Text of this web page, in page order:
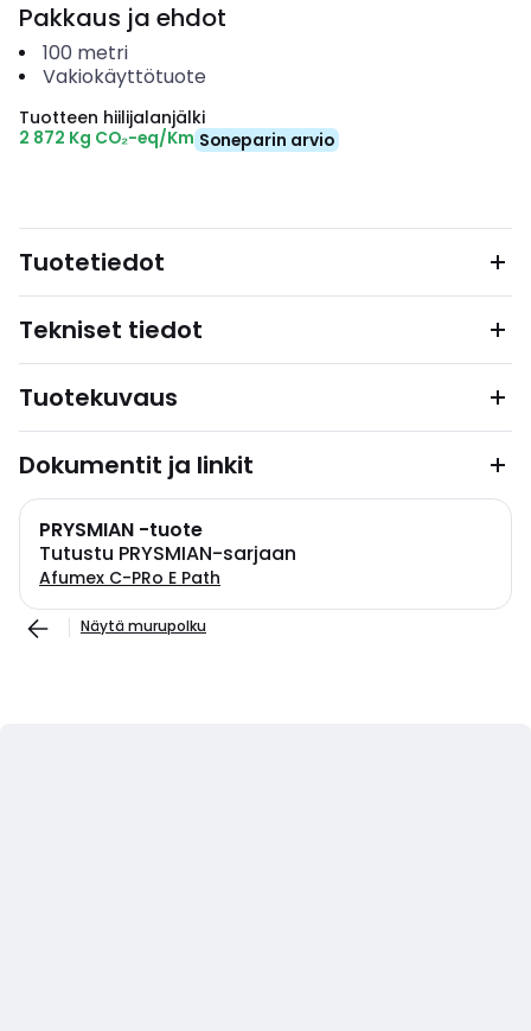
Pakkaus ja ehdot
100 metri
Vakiokäyttötuote
Tuotteen hiilijalanjälki
2 872 Kg CO₂-eq/Km Soneparin arvio
Tuotetiedot
Tekniset tiedot
Tuotekuvaus
Dokumentit ja linkit
PRYSMIAN -tuote
Tutustu PRYSMIAN-sarjaan
Afumex C-PRo E Path
Näytä murupolku